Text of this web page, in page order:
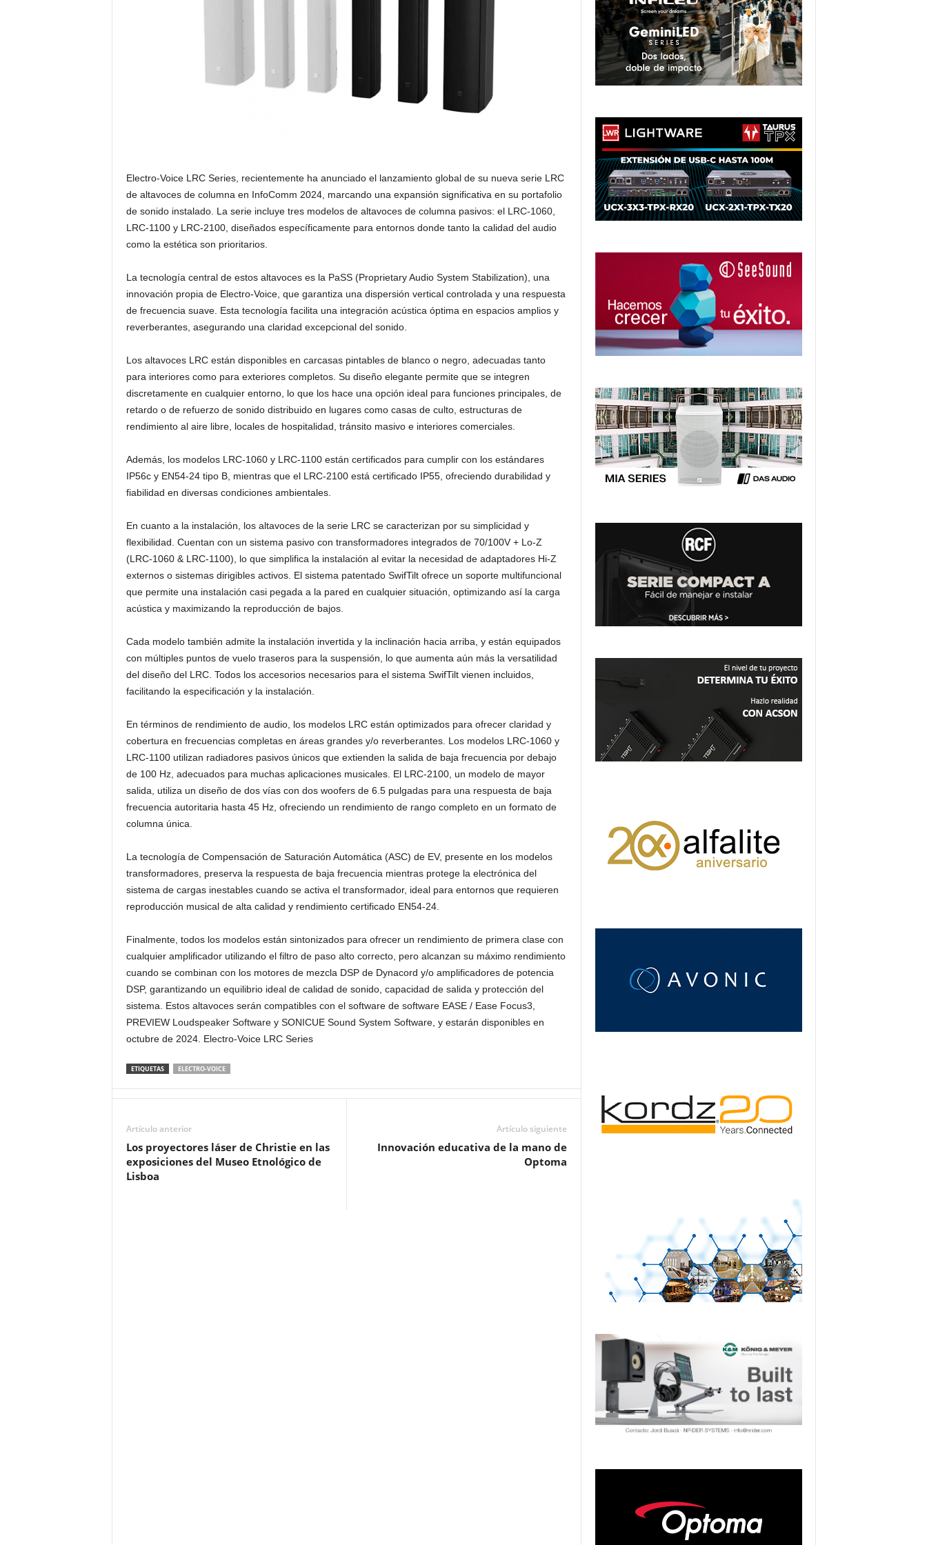
Electro-Voice LRC Series, recientemente ha anunciado el lanzamiento global de su nueva serie LRC
de altavoces de columna en InfoComm 2024, marcando una expansión significativa en su portafolio
de sonido instalado. La serie incluye tres modelos de altavoces de columna pasivos: el LRC-1060,
LRC-1100 y LRC-2100, diseñados específicamente para entornos donde tanto la calidad del audio
como la estética son prioritarios.
La tecnología central de estos altavoces es la PaSS (Proprietary Audio System Stabilization), una
innovación propia de Electro-Voice, que garantiza una dispersión vertical controlada y una respuesta
de frecuencia suave. Esta tecnología facilita una integración acústica óptima en espacios amplios y
reverberantes, asegurando una claridad excepcional del sonido.
Los altavoces LRC están disponibles en carcasas pintables de blanco o negro, adecuadas tanto
para interiores como para exteriores completos. Su diseño elegante permite que se integren
discretamente en cualquier entorno, lo que los hace una opción ideal para funciones principales, de
retardo o de refuerzo de sonido distribuido en lugares como casas de culto, estructuras de
rendimiento al aire libre, locales de hospitalidad, tránsito masivo e interiores comerciales.
Además, los modelos LRC-1060 y LRC-1100 están certificados para cumplir con los estándares
IP56c y EN54-24 tipo B, mientras que el LRC-2100 está certificado IP55, ofreciendo durabilidad y
fiabilidad en diversas condiciones ambientales.
En cuanto a la instalación, los altavoces de la serie LRC se caracterizan por su simplicidad y
flexibilidad. Cuentan con un sistema pasivo con transformadores integrados de 70/100V + Lo-Z
(LRC-1060 & LRC-1100), lo que simplifica la instalación al evitar la necesidad de adaptadores Hi-Z
externos o sistemas dirigibles activos. El sistema patentado SwifTilt ofrece un soporte multifuncional
que permite una instalación casi pegada a la pared en cualquier situación, optimizando así la carga
acústica y maximizando la reproducción de bajos.
Cada modelo también admite la instalación invertida y la inclinación hacia arriba, y están equipados
con múltiples puntos de vuelo traseros para la suspensión, lo que aumenta aún más la versatilidad
del diseño del LRC. Todos los accesorios necesarios para el sistema SwifTilt vienen incluidos,
facilitando la especificación y la instalación.
En términos de rendimiento de audio, los modelos LRC están optimizados para ofrecer claridad y
cobertura en frecuencias completas en áreas grandes y/o reverberantes. Los modelos LRC-1060 y
LRC-1100 utilizan radiadores pasivos únicos que extienden la salida de baja frecuencia por debajo
de 100 Hz, adecuados para muchas aplicaciones musicales. El LRC-2100, un modelo de mayor
salida, utiliza un diseño de dos vías con dos woofers de 6.5 pulgadas para una respuesta de baja
frecuencia autoritaria hasta 45 Hz, ofreciendo un rendimiento de rango completo en un formato de
columna única.
La tecnología de Compensación de Saturación Automática (ASC) de EV, presente en los modelos
transformadores, preserva la respuesta de baja frecuencia mientras protege la electrónica del
sistema de cargas inestables cuando se activa el transformador, ideal para entornos que requieren
reproducción musical de alta calidad y rendimiento certificado EN54-24.
Finalmente, todos los modelos están sintonizados para ofrecer un rendimiento de primera clase con
cualquier amplificador utilizando el filtro de paso alto correcto, pero alcanzan su máximo rendimiento
cuando se combinan con los motores de mezcla DSP de Dynacord y/o amplificadores de potencia
DSP, garantizando un equilibrio ideal de calidad de sonido, capacidad de salida y protección del
sistema. Estos altavoces serán compatibles con el software de software EASE / Ease Focus3,
PREVIEW Loudspeaker Software y SONICUE Sound System Software, y estarán disponibles en
octubre de 2024. Electro-Voice LRC Series
ETIQUETAS ELECTRO-VOICE
Artículo anterior
Los proyectores láser de Christie en las
exposiciones del Museo Etnológico de
Lisboa
Artículo siguiente
Innovación educativa de la mano de
Optoma